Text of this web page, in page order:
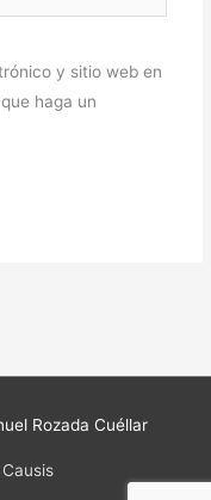
y sitio web en
haga un
Rozada Cuéllar